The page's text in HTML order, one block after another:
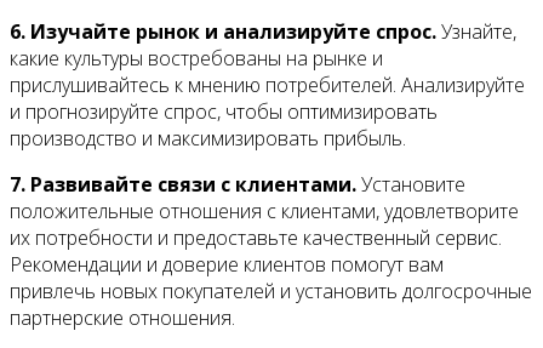
6. Изучайте рынок и анализируйте спрос.Узнайте,
какие культуры востребованы на рынке и
прислушивайтесь к мнению потребителей. Анализируйте
и прогнозируйте спрос, чтобы оптимизировать
производство и максимизировать прибыль.
7. Развивайте связи с клиентами.Установите
положительные отношения с клиентами, удовлетворите
их потребности и предоставьте качественный сервис.
Рекомендации и доверие клиентов помогут вам
привлечь новых покупателей и установить долгосрочные
партнерские отношения.